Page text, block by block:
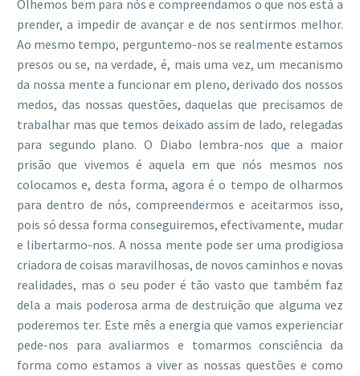
Olhemos bem para nós e compreendamos o que nos está a
prender, a impedir de avançar e de nos sentirmos melhor.
Ao mesmo tempo, perguntemo-nos se realmente estamos
presos ou se, na verdade, é, mais uma vez, um mecanismo
da nossa mente a funcionar em pleno, derivado dos nossos
medos, das nossas questões, daquelas que precisamos de
trabalhar mas que temos deixado assim de lado, relegadas
para segundo plano. O Diabo lembra-nos que a maior
prisão que vivemos é aquela em que nós mesmos nos
colocamos e, desta forma, agora é o tempo de olharmos
para dentro de nós, compreendermos e aceitarmos isso,
pois só dessa forma conseguiremos, efectivamente, mudar
e libertarmo-nos. A nossa mente pode ser uma prodigiosa
criadora de coisas maravilhosas, de novos caminhos e novas
realidades, mas o seu poder é tão vasto que também faz
dela a mais poderosa arma de destruição que alguma vez
poderemos ter. Este mês a energia que vamos experienciar
pede-nos para avaliarmos e tomarmos consciência da
forma como estamos a viver as nossas questões e como